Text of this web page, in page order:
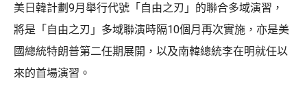
美日韓計劃9月舉行代號「自由之刃」的聯合多域演習，
將是「自由之刃」多域聯演時隔10個月再次實施，亦是美
國總統特朗普第二任期展開，以及南韓總統李在明就任以
來的首場演習。